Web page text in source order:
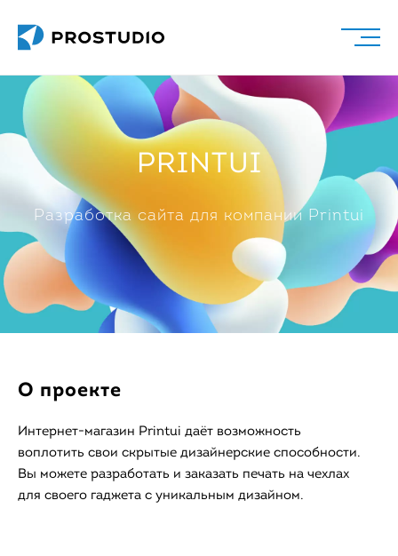
Главная
Проекты
Сайты
Express
PRINTUI
Разработка сайта для компании Printui
О проекте
Интернет-магазин Printui даёт возможность
воплотить свои скрытые дизайнерские способности.
Вы можете разработать и заказать печать на чехлах
для своего гаджета с уникальным дизайном.